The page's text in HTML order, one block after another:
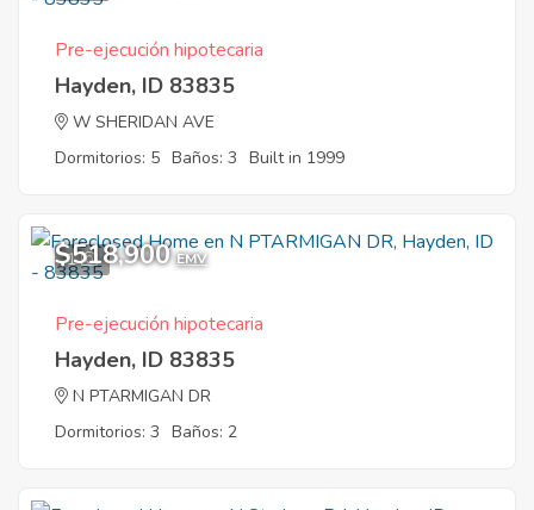
Pre-ejecución hipotecaria
Hayden, ID 83835
W SHERIDAN AVE
Dormitorios: 5 Baños: 3 Built in 1999
1
$518,900 EMV
Pre-ejecución hipotecaria
Hayden, ID 83835
N PTARMIGAN DR
Dormitorios: 3 Baños: 2